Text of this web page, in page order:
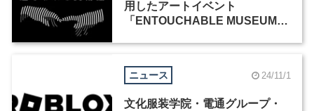
用したアートイベント
「ENTOUCHABLE MUSEUM -
ニュース 24/11/1
文化服装学院・電通グループ・